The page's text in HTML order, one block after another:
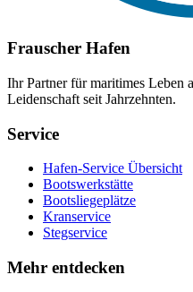
Frauscher Hafen
Ihr Partner für maritimes Leben
Leidenschaft seit Jahrzehnten.
Service
Hafen-Service Übersicht
Bootswerkstätte
Bootsliegeplätze
Kranservice
Stegservice
Mehr entdecken